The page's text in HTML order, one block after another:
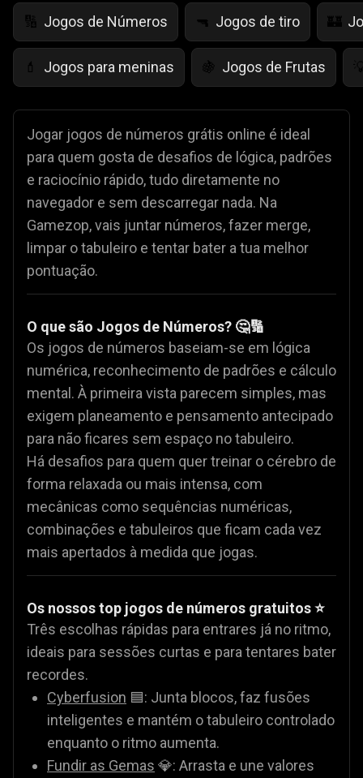
🔢 Jogos de Números 🔫 Jogos de tiro 🏰
💄 Jogos para meninas 🍇 Jogos de Frutas
Jogar jogos de números grátis online é ideal
para quem gosta de desafios de lógica, padrões
e raciocínio rápido, tudo diretamente no
navegador e sem descarregar nada. Na
Gamezop, vais juntar números, fazer merge,
limpar o tabuleiro e tentar bater a tua melhor
pontuação.
O que são Jogos de Números? 🤔🔢
Os jogos de números baseiam-se em lógica
numérica, reconhecimento de padrões e cálculo
mental. À primeira vista parecem simples, mas
exigem planeamento e pensamento antecipado
para não ficares sem espaço no tabuleiro.
Há desafios para quem quer treinar o cérebro de
forma relaxada ou mais intensa, com
mecânicas como sequências numéricas,
combinações e tabuleiros que ficam cada vez
mais apertados à medida que jogas.
Os nossos top jogos de números gratuitos ⭐
Três escolhas rápidas para entrares já no ritmo,
ideais para sessões curtas e para tentares bater
recordes.
Cyberfusion 🟦: Junta blocos, faz fusões
inteligentes e mantém o tabuleiro controlado
enquanto o ritmo aumenta.
Fundir as Gemas 💎: Arrasta e une valores